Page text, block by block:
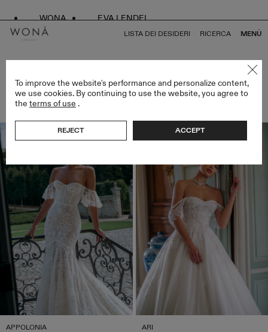
WONA EVA LENDEL
LISTA DEI DESIDERI RICERCA MENÙ
ATELIER LIMITED EDITION
ELEMENTI (19)
APPOLONIA
ARI
To improve the website's performance and personalize content,
we use cookies. By continuing to use the website, you agree to
the terms of use .
REJECT ACCEPT